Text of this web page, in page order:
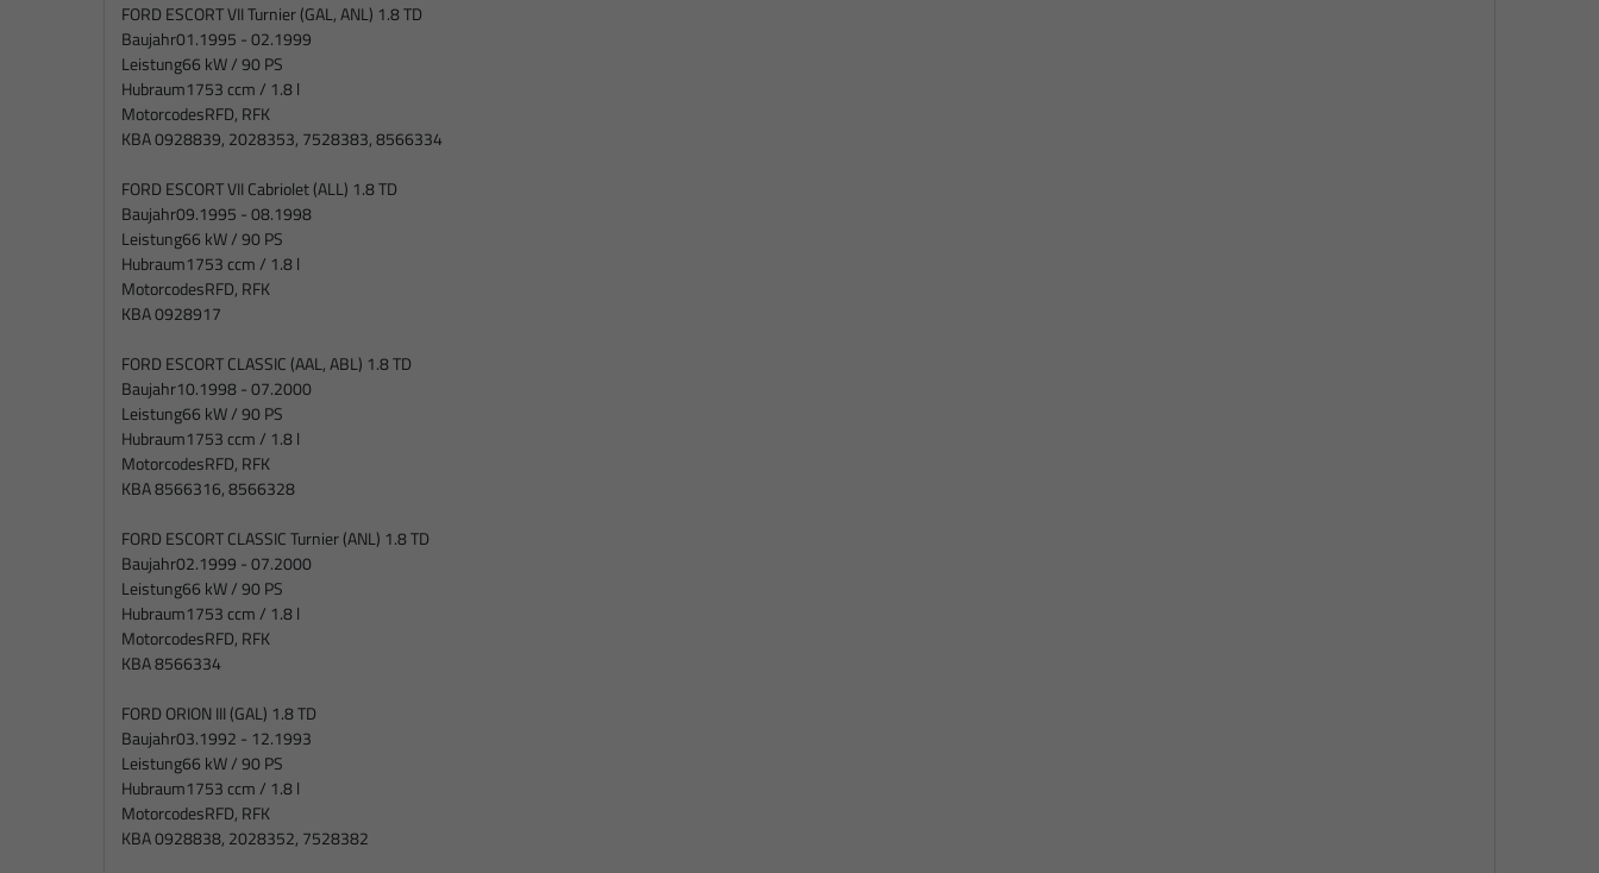
FORD ESCORT VII Turnier (GAL, ANL) 1.8 TD
Baujahr01.1995 - 02.1999
Leistung66 kW / 90 PS
Hubraum1753 ccm / 1.8 l
MotorcodesRFD, RFK
KBA 0928839, 2028353, 7528383, 8566334
FORD ESCORT VII Cabriolet (ALL) 1.8 TD
Baujahr09.1995 - 08.1998
Leistung66 kW / 90 PS
Hubraum1753 ccm / 1.8 l
MotorcodesRFD, RFK
KBA 0928917
FORD ESCORT CLASSIC (AAL, ABL) 1.8 TD
Baujahr10.1998 - 07.2000
Leistung66 kW / 90 PS
Hubraum1753 ccm / 1.8 l
MotorcodesRFD, RFK
KBA 8566316, 8566328
FORD ESCORT CLASSIC Turnier (ANL) 1.8 TD
Baujahr02.1999 - 07.2000
Leistung66 kW / 90 PS
Hubraum1753 ccm / 1.8 l
MotorcodesRFD, RFK
KBA 8566334
FORD ORION III (GAL) 1.8 TD
Baujahr03.1992 - 12.1993
Leistung66 kW / 90 PS
Hubraum1753 ccm / 1.8 l
MotorcodesRFD, RFK
KBA 0928838, 2028352, 7528382